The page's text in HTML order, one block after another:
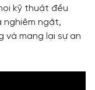
kỹ thuật đều
nghiêm ngặt,
và mang lại sự an